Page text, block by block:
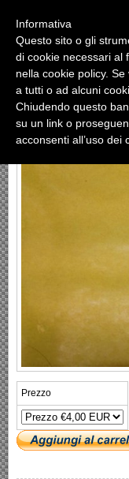
INDIETRO
ANCORINA
Prezzo
Informativa
Questo sito o gli
di cookie necessari al
nella cookie policy.
a tutti o ad alcuni
Chiudendo questo
su un link o
acconsenti all’uso dei